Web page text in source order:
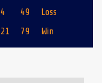
4 49
Loss
21 79 Win